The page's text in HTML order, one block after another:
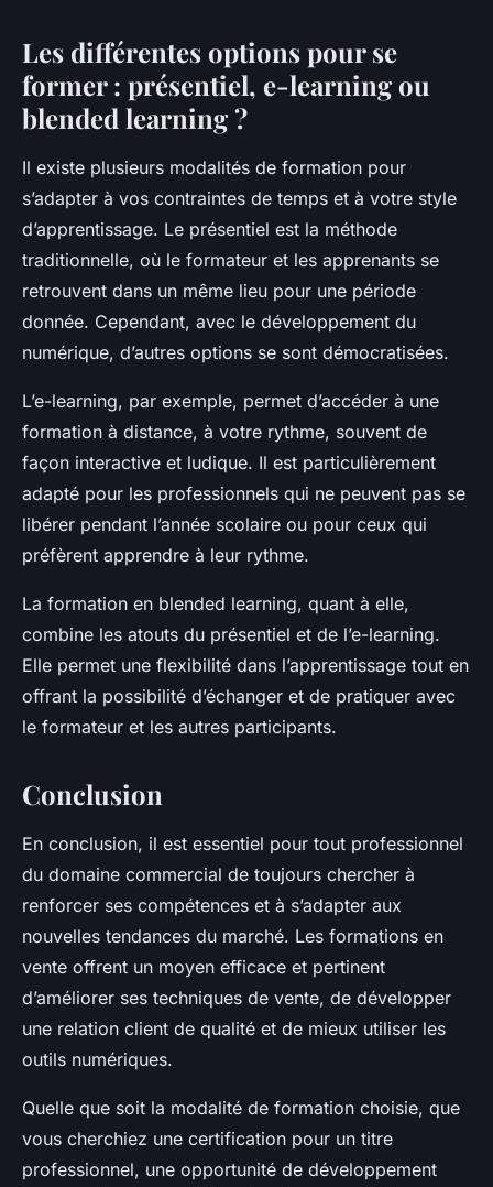
Les différentes options pour se
former : présentiel, e-learning ou
blended learning ?
Il existe plusieurs modalités de formation pour
s’adapter à vos contraintes de temps et à votre style
d’apprentissage. Le présentiel est la méthode
traditionnelle, où le formateur et les apprenants se
retrouvent dans un même lieu pour une période
donnée. Cependant, avec le développement du
numérique, d’autres options se sont démocratisées.
L’e-learning, par exemple, permet d’accéder à une
formation à distance, à votre rythme, souvent de
façon interactive et ludique. Il est particulièrement
adapté pour les professionnels qui ne peuvent pas se
libérer pendant l’année scolaire ou pour ceux qui
préfèrent apprendre à leur rythme.
La formation en blended learning, quant à elle,
combine les atouts du présentiel et de l’e-learning.
Elle permet une flexibilité dans l’apprentissage tout en
offrant la possibilité d’échanger et de pratiquer avec
le formateur et les autres participants.
Conclusion
En conclusion, il est essentiel pour tout professionnel
du domaine commercial de toujours chercher à
renforcer ses compétences et à s’adapter aux
nouvelles tendances du marché. Les formations en
vente offrent un moyen efficace et pertinent
d’améliorer ses techniques de vente, de développer
une relation client de qualité et de mieux utiliser les
outils numériques.
Quelle que soit la modalité de formation choisie, que
vous cherchiez une certification pour un titre
professionnel, une opportunité de développement